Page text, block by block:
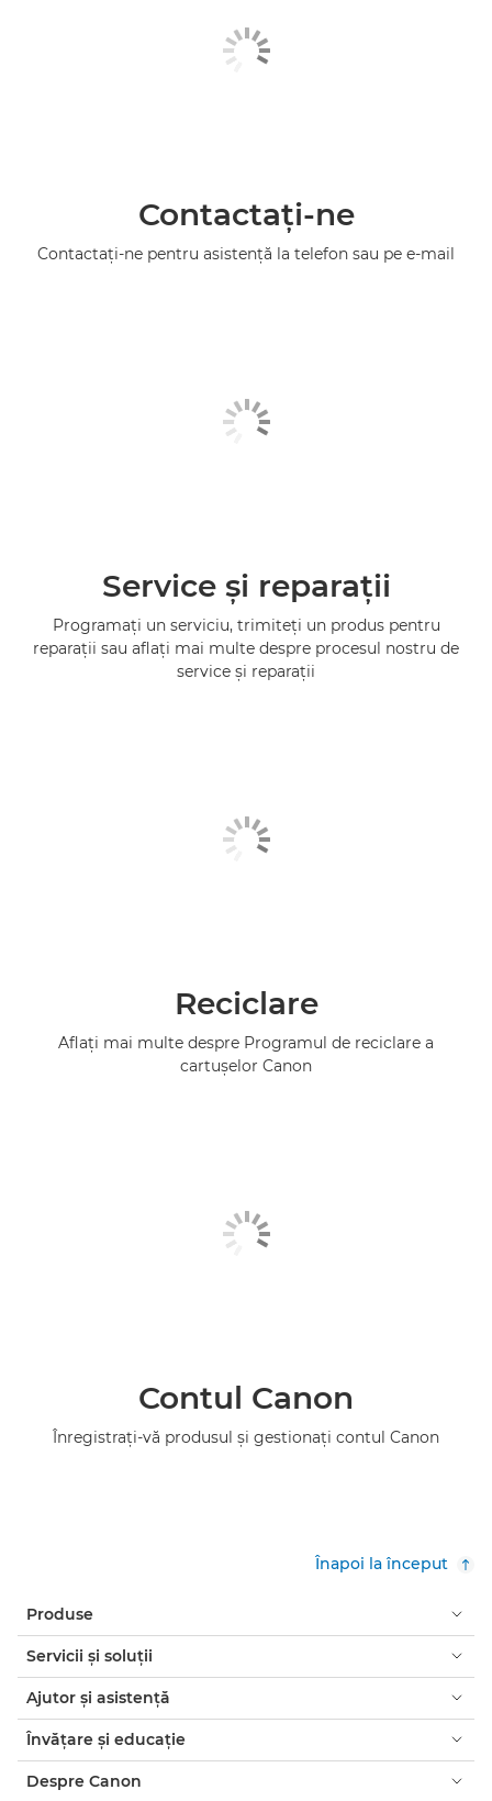
Contactaţi-ne
Contactaţi-ne pentru asistenţă la telefon sau pe e-mail
Service şi reparaţii
Programaţi un serviciu, trimiteţi un produs pentru
reparaţii sau aflaţi mai multe despre procesul nostru de
service şi reparaţii
Reciclare
Aflaţi mai multe despre Programul de reciclare a
cartuşelor Canon
Contul Canon
Înregistraţi-vă produsul şi gestionaţi contul Canon
Înapoi la început
Produse
Servicii şi soluţii
Ajutor şi asistenţă
Învăţare şi educaţie
Despre Canon